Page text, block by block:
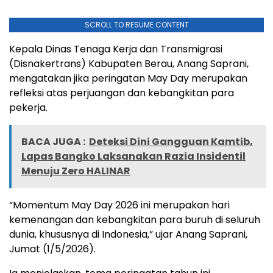
SCROLL TO RESUME CONTENT
Kepala Dinas Tenaga Kerja dan Transmigrasi
(Disnakertrans) Kabupaten Berau, Anang Saprani,
mengatakan jika peringatan May Day merupakan
refleksi atas perjuangan dan kebangkitan para
pekerja.
BACA JUGA : Deteksi Dini Gangguan Kamtib,
Lapas Bangko Laksanakan Razia Insidentil
Menuju Zero HALINAR
“Momentum May Day 2026 ini merupakan hari
kemenangan dan kebangkitan para buruh di seluruh
dunia, khususnya di Indonesia,” ujar Anang Saprani,
Jumat (1/5/2026).